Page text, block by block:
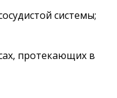
системы;
протекающих в